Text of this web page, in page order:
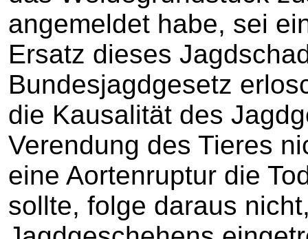
angemeldet habe, sei
Ersatz dieses
Bundesjagdgesetz
die Kausalität des
Verendung des Tieres
eine Aortenruptur die
sollte, folge daraus